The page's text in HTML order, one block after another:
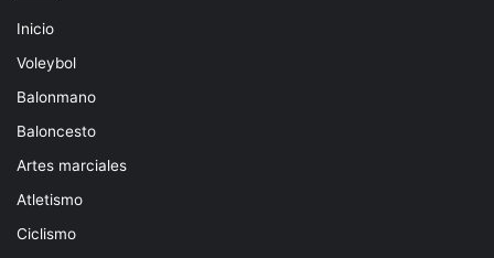
Inicio
Voleybol
Balonmano
Baloncesto
Artes marciales
Atletismo
Ciclismo